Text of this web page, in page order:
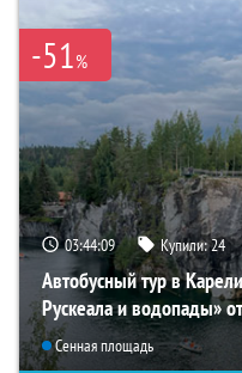
-51%
03:44:08 Купили:24
Автобусный тур в
Рускеала и водопады»
Сенная площадь